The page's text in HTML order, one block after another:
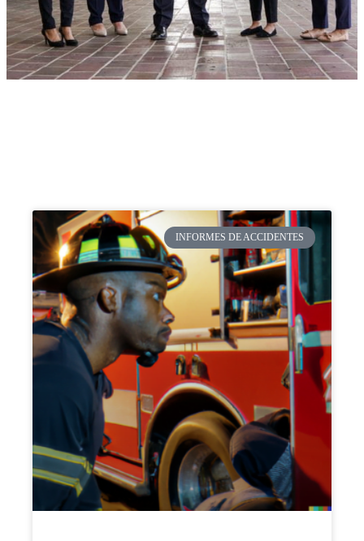
INFORMES DE ACCIDENTES